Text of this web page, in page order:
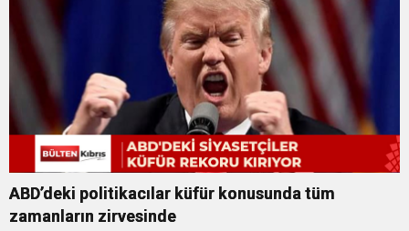
ABD’deki politikacılar küfür konusunda tüm
zamanların zirvesinde